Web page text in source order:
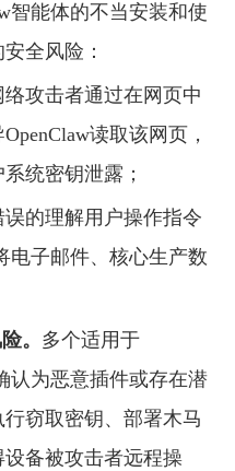
智能体的不当安装和使
全风险：
络攻击者通过在网页中
读取该网页，
统密钥泄露；
误的理解用户操作指令
电子邮件、核心生产数
。 多个适用于
认为恶意插件或存在潜
窃取密钥、部署木马
备被攻击者远程操